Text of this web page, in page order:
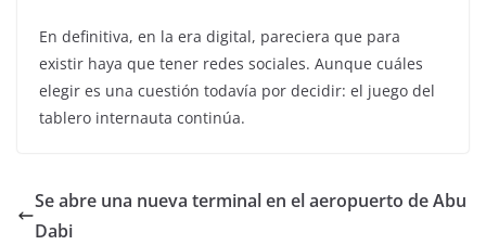
En definitiva, en la era digital, pareciera que para
existir haya que tener redes sociales. Aunque cuáles
elegir es una cuestión todavía por decidir: el juego del
tablero internauta continúa.
Se abre una nueva terminal en el aeropuerto de Abu
Dabi